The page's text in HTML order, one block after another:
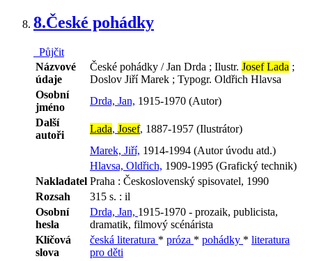
8.České pohádky
Půjčit
Názvové
údaje
České pohádky / Jan Drda ; Ilustr. Josef Lada ;
Doslov Jiří Marek ; Typogr. Oldřich Hlavsa
Osobní
jméno
Drda, Jan, 1915-1970 (Autor)
Další
autoři
Lada, Josef, 1887-1957 (Ilustrátor)
Marek, Jiří, 1914-1994 (Autor úvodu atd.)
Hlavsa, Oldřich, 1909-1995 (Grafický technik)
Nakladatel Praha : Československý spisovatel, 1990
Rozsah
315 s. : il
Osobní
hesla
Drda, Jan, 1915-1970 - prozaik, publicista,
dramatik, filmový scénárista
Klíčová
slova
česká literatura * próza * pohádky * literatura
pro děti